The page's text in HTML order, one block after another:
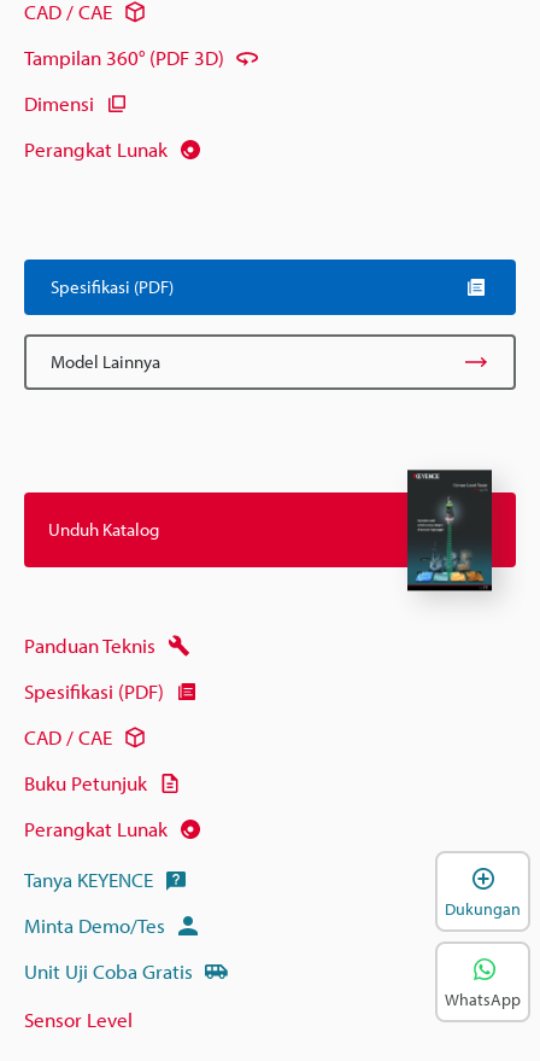
CAD / CAE
Tampilan 360° (PDF 3D)
Dimensi
Perangkat Lunak
Spesifikasi (PDF)
Model Lainnya
Unduh Katalog
Panduan Teknis
Spesifikasi (PDF)
CAD / CAE
Buku Petunjuk
Perangkat Lunak
Tanya KEYENCE
Minta Demo/Tes
Unit Uji Coba Gratis
Sensor Level
Dukungan
WhatsApp